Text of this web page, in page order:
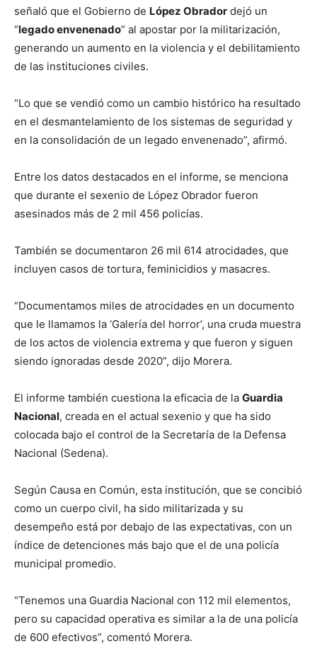
señaló que el Gobierno de López Obrador dejó un
“legado envenenado” al apostar por la militarización,
generando un aumento en la violencia y el debilitamiento
de las instituciones civiles.
“Lo que se vendió como un cambio histórico ha resultado
en el desmantelamiento de los sistemas de seguridad y
en la consolidación de un legado envenenado”, afirmó.
Entre los datos destacados en el informe, se menciona
que durante el sexenio de López Obrador fueron
asesinados más de 2 mil 456 policías.
También se documentaron 26 mil 614 atrocidades, que
incluyen casos de tortura, feminicidios y masacres.
“Documentamos miles de atrocidades en un documento
que le llamamos la ‘Galería del horror’, una cruda muestra
de los actos de violencia extrema y que fueron y siguen
siendo ignoradas desde 2020”, dijo Morera.
El informe también cuestiona la eficacia de la Guardia
Nacional, creada en el actual sexenio y que ha sido
colocada bajo el control de la Secretaría de la Defensa
Nacional (Sedena).
Según Causa en Común, esta institución, que se concibió
como un cuerpo civil, ha sido militarizada y su
desempeño está por debajo de las expectativas, con un
índice de detenciones más bajo que el de una policía
municipal promedio.
“Tenemos una Guardia Nacional con 112 mil elementos,
pero su capacidad operativa es similar a la de una policía
de 600 efectivos”, comentó Morera.